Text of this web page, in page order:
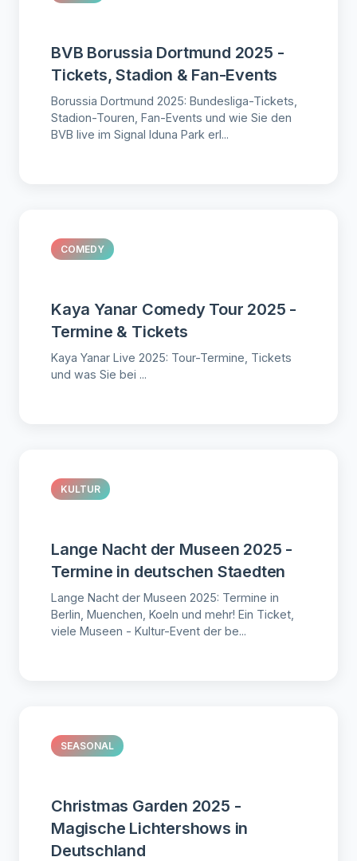
BVB Borussia Dortmund 2025 -
Tickets, Stadion & Fan-Events
Borussia Dortmund 2025: Bundesliga-Tickets,
Stadion-Touren, Fan-Events und wie Sie den
BVB live im Signal Iduna Park erl...
COMEDY
Kaya Yanar Comedy Tour 2025 -
Termine & Tickets
Kaya Yanar Live 2025: Tour-Termine, Tickets
und was Sie bei ...
KULTUR
Lange Nacht der Museen 2025 -
Termine in deutschen Staedten
Lange Nacht der Museen 2025: Termine in
Berlin, Muenchen, Koeln und mehr! Ein Ticket,
viele Museen - Kultur-Event der be...
SEASONAL
Christmas Garden 2025 -
Magische Lichtershows in
Deutschland